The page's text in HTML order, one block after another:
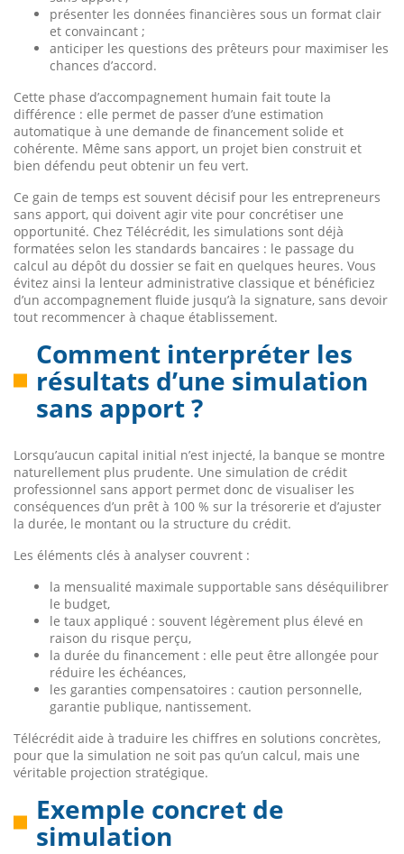
présenter les données financières sous un format clair
et convaincant ;
anticiper les questions des prêteurs pour maximiser les
chances d’accord.
Cette phase d’accompagnement humain fait toute la
différence : elle permet de passer d’une estimation
automatique à une demande de financement solide et
cohérente. Même sans apport, un projet bien construit et
bien défendu peut obtenir un feu vert.
Ce gain de temps est souvent décisif pour les entrepreneurs
sans apport, qui doivent agir vite pour concrétiser une
opportunité. Chez Télécrédit, les simulations sont déjà
formatées selon les standards bancaires : le passage du
calcul au dépôt du dossier se fait en quelques heures. Vous
évitez ainsi la lenteur administrative classique et bénéficiez
d’un accompagnement fluide jusqu’à la signature, sans devoir
tout recommencer à chaque établissement.
Comment interpréter les
résultats d’une simulation
sans apport ?
Lorsqu’aucun capital initial n’est injecté, la banque se montre
naturellement plus prudente. Une simulation de crédit
professionnel sans apport permet donc de visualiser les
conséquences d’un prêt à 100 % sur la trésorerie et d’ajuster
la durée, le montant ou la structure du crédit.
Les éléments clés à analyser couvrent :
la mensualité maximale supportable sans déséquilibrer
le budget,
le taux appliqué : souvent légèrement plus élevé en
raison du risque perçu,
la durée du financement : elle peut être allongée pour
réduire les échéances,
les garanties compensatoires : caution personnelle,
garantie publique, nantissement.
Télécrédit aide à traduire les chiffres en solutions concrètes,
pour que la simulation ne soit pas qu’un calcul, mais une
véritable projection stratégique.
Exemple concret de
simulation